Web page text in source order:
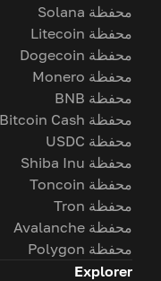
محفظة Solana
محفظة Litecoin
محفظة Dogecoin
محفظة Monero
محفظة BNB
محفظة Bitcoin Cash
محفظة USDC
محفظة Shiba Inu
محفظة Toncoin
محفظة Tron
محفظة Avalanche
محفظة Polygon
Explorer